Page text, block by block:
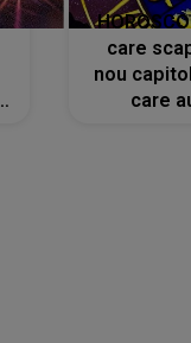
care
nou
care